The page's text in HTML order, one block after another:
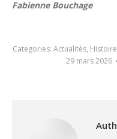
Fabienne Bouchage
Categories: Actualités, Histoire
29 mars 2026